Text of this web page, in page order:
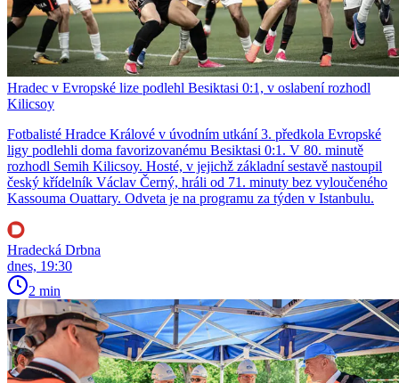
Hradec v Evropské lize podlehl Besiktasi 0:1, v oslabení rozhodl
Kilicsoy
Fotbalisté Hradce Králové v úvodním utkání 3. předkola Evropské
ligy podlehli doma favorizovanému Besiktasi 0:1. V 80. minutě
rozhodl Semih Kilicsoy. Hosté, v jejichž základní sestavě nastoupil
český křídelník Václav Černý, hráli od 71. minuty bez vyloučeného
Kassouma Ouattary. Odveta je na programu za týden v Istanbulu.
Hradecká Drbna
dnes, 19:30
2 min